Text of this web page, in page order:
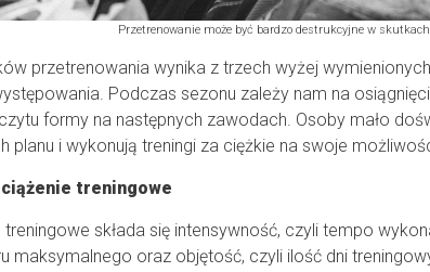
Przetrenowanie może być bardzo destrukcyjne w
przetrenowania wynika z trzech wyżej
Podczas sezonu zależy nam na
formy na następnych zawodach. Osoby mało
planu i wykonują treningi za ciężkie na swoje
treningowe
treningowe składa się intensywność, czyli tempo
maksymalnego oraz objętość, czyli ilość dni